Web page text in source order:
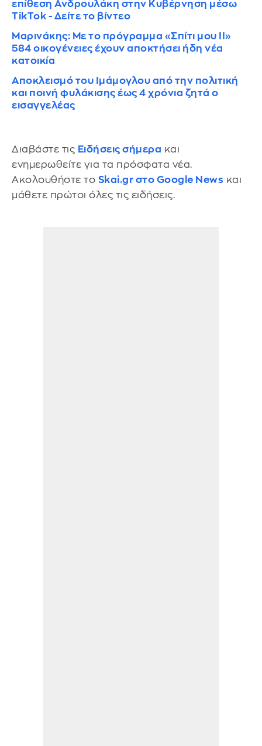
επίθεση Ανδρουλάκη στην Κυβέρνηση μέσω
TikTok - Δείτε το βίντεο
Μαρινάκης: Με το πρόγραμμα «Σπίτι μου ΙΙ»
584 οικογένειες έχουν αποκτήσει ήδη νέα
κατοικία
Αποκλεισμό του Ιμάμογλου από την πολιτική
και ποινή φυλάκισης έως 4 χρόνια ζητά ο
εισαγγελέας
Διαβάστε τις Ειδήσεις σήμερα και
ενημερωθείτε για τα πρόσφατα νέα.
Ακολουθήστε το Skai.gr στο Google News και
μάθετε πρώτοι όλες τις ειδήσεις.